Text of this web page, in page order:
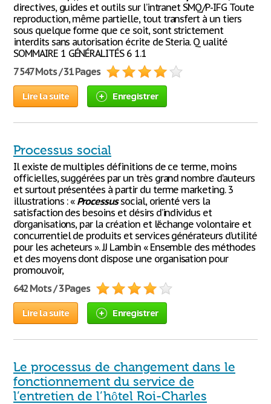
directives, guides et outils sur l’intranet SMQ/P-IFG Toute
reproduction, même partielle, tout transfert à un tiers
sous quelque forme que ce soit, sont strictement
interdits sans autorisation écrite de Steria. Q ualité
SOMMAIRE 1 GÉNÉRALITÉS 6 1.1
7 547 Mots / 31 Pages
Lire la suite Enregistrer
Processus social
Il existe de multiples définitions de ce terme, moins
officielles, suggérées par un très grand nombre d’auteurs
et surtout présentées à partir du terme marketing. 3
illustrations : « Processussocial, orienté vers la
satisfaction des besoins et désirs d’individus et
d’organisations, par la création et l’échange volontaire et
concurrentiel de produits et services générateurs d’utilité
pour les acheteurs ». JJ Lambin « Ensemble des méthodes
et des moyens dont dispose une organisation pour
promouvoir,
642 Mots / 3 Pages
Lire la suite Enregistrer
Le processus de changement dans le
fonctionnement du service de
l’entretien de l’hôtel Roi-Charles